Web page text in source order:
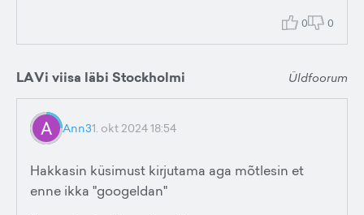
0 0
LAVi viisa läbi Stockholmi Üldfoorum
Ann31. okt 2024 18:54
Hakkasin küsimust kirjutama aga mõtlesin et
enne ikka "googeldan"